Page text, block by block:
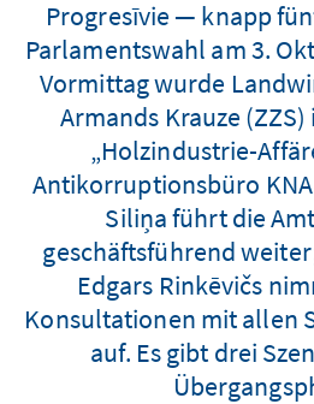
Progresīvie — knapp
Parlamentswahl am 3.
Vormittag wurde
Armands Krauze
„Holzindustrie-
Antikorruptionsbüro
Siliņa führt die
geschäftsführend
Edgars Rinkēvičs
Konsultationen mit allen
auf. Es gibt drei